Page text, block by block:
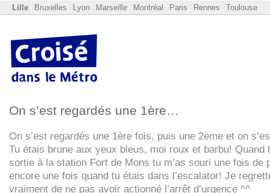
Lille Bruxelles Lyon Marseille Montréal Paris Rennes Toulouse
On s’est regardés une 1ère…
On s’est regardés une 1ère fois, puis une 2ème et on
Tu étais brune aux yeux bleus, moi roux et barbu! Quand
sortie à la station Fort de Mons tu m’as souri une fois de
encore une fois quand tu étais dans l’escalator! Je
vraiment de ne pas avoir actionné l’arrêt d’urgence ^^